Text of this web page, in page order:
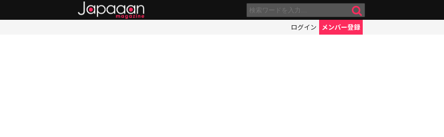
ログイン メンバー登録